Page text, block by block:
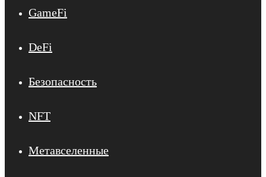
GameFi
DeFi
Безопасность
NFT
Метавселенные